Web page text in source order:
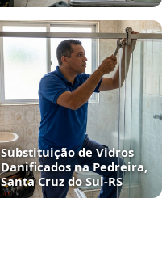
Substituição de Vidros
Danificados na Pedreira,
Santa Cruz do Sul‑RS